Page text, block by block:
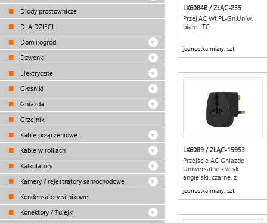
Diody prostownicze
DLA DZIECI
Dom i ogród
Dzwonki
Elektryczne
Głośniki
Gniazda
Grzejniki
Kable połączeniowe
Kable w rolkach
Kalkulatory
Kamery / rejestratory samochodowe
Kondensatory silnikowe
Konektory / Tulejki
LX6084B / ZŁĄC-235
Przej.AC Wt.PL-Gn.Uniw.
białe LTC
jednostka miary: szt
LX6089 / ZŁĄC-15953
Przejście AC Gniazdo
Uniwersalne - wtyk
angielski, czarne, z
jednostka miary: szt